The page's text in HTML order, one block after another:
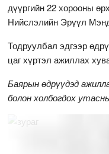
дүүргийн 22 хорооны
Нийслэлийн Эрүүл
Тодруулбал эдгээр
цаг хүртэл ажиллах
Баярын өдрүүдэд
болон холбогдох